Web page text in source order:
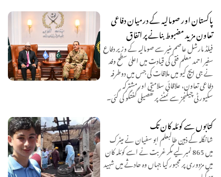
پاکستان اور صومالیہ کے درمیان دفاعی
تعاون مزید مضبوط بنانے پر اتفاق
فیلڈ مارشل عاصم منیر سے صومالیہ کے وزیر دفاع
سفیر احمد معلم فقی کی قیادت میں اعلیٰ سطح وفد
نے جی ایچ کیو میں ملاقات کی جس میں دوطرفہ
دفاعی تعاون، علاقائی سلامتی اور مشترکہ
سکیورٹی چیلنجز سے نمٹنے پر تفصیلی گفتگو کی گئی۔
کتابوں سے کوئلہ کان تک
شانگلہ کے ذہین طالبعلم ابو سفیان نے میٹرک
میں 865 نمبر لیے مگر غربت نے اسے کوئلہ کان
میں مزدوری پر مجبور کیا جہاں وہ حادثے میں شہید